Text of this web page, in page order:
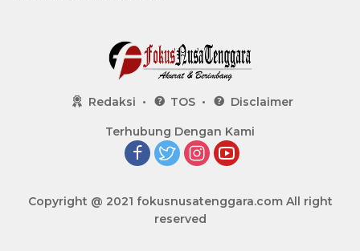
Redaksi TOS Disclaimer
Terhubung Dengan Kami
Copyright @ 2021 fokusnusatenggara.comAll right
reserved